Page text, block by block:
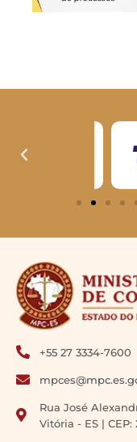
+55 27 3334-7600
Rua José
Vitória - ES | CEP: